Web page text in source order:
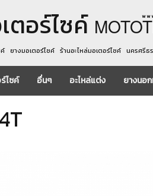
ตอร์ไซค์ w w
ค์ ยางมอเตอร์ไซค์ ร้านอะไหล่มอเตอร์ไซค์ นครศรีธ
ไซค์ อื่นๆ อะไหล่แต่ง ยางนอ